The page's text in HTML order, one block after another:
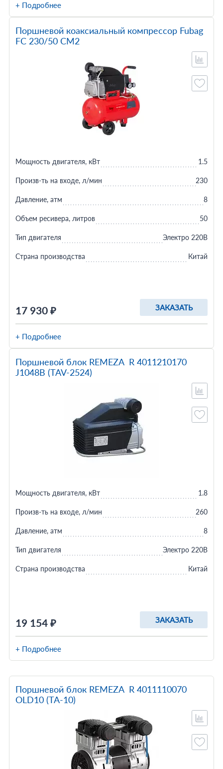
+ Подробнее
Поршневой коаксиальный компрессор Fubag
FС 230/50 CM2
17 930 ₽ ЗАКАЗАТЬ
Мощность двигателя, кВт 1.5
Произв-ть на входе, л/мин 230
Давление, атм 8
Объем ресивера, литров 50
Тип двигателя Электро 220В
Страна производства Китай
+ Подробнее
Поршневой блок REMEZA R 4011210170
J1048B (TAV-2524)
19 154 ₽ ЗАКАЗАТЬ
Мощность двигателя, кВт 1.8
Произв-ть на входе, л/мин 260
Давление, атм 8
Тип двигателя Электро 220В
Страна производства Китай
+ Подробнее
Поршневой блок REMEZA R 4011110070
OLD10 (TA-10)